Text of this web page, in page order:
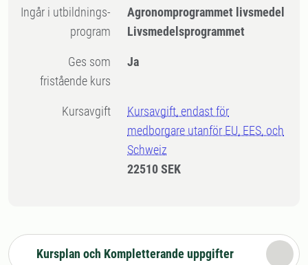
Ingår i utbildnings-
program
Agronomprogrammet livsmedel
Livsmedelsprogrammet
Ges som
fristående kurs
Ja
Kursavgift
Kursavgift, endast för
medborgare utanför EU, EES, och
Schweiz
22510 SEK
Kursplan och Kompletterande uppgifter